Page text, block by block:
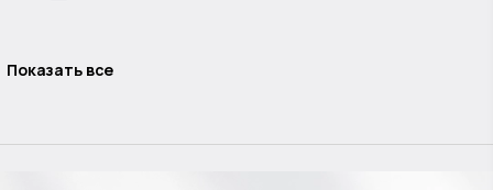
Показать все